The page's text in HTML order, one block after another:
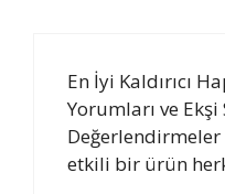
En İyi Kaldırıcı
Yorumları ve
etkili bir ürün